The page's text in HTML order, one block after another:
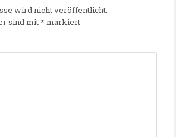
wird nicht veröffentlicht.
sind mit* markiert